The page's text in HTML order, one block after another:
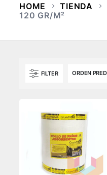
HOME TIENDA
120 GR/M²
FILTER